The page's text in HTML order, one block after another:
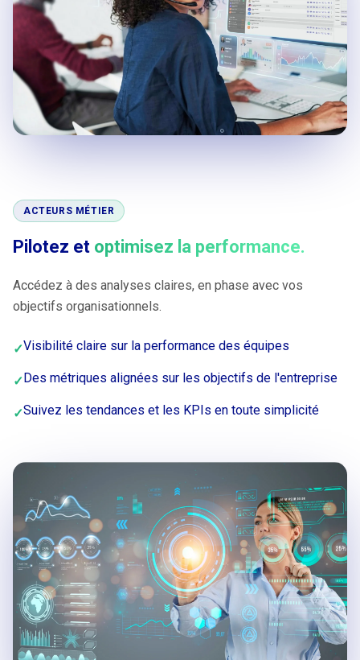
ACTEURS MÉTIER
Pilotez et optimisez la performance.
Accédez à des analyses claires, en phase avec vos
objectifs organisationnels.
✓Visibilité claire sur la performance des équipes
✓Des métriques alignées sur les objectifs de l'entreprise
✓Suivez les tendances et les KPIs en toute simplicité